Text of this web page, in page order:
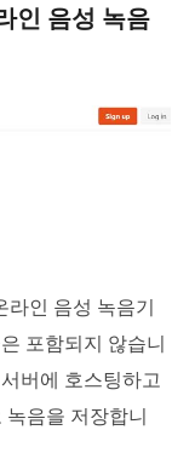
인 음성 녹음
라인 음성 녹음기
포함되지 않습니
버에 호스팅하고
음을 저장합니